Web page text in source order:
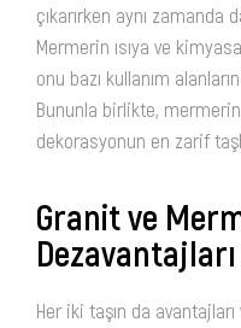
çıkarırken aynı
Mermerin ısıya ve
onu bazı kullanım
Bununla birlikte,
dekorasyonun en zarif
Granit ve
Dezavantajları
Her iki taşın da avantajları